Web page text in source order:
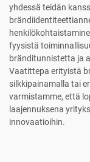
yhdessä teidän
fyysistä
bränditunnistetta ja
Vaatittepa erityistä
silkkipainamalla tai
varmistamme, että
laajennuksena
innovaatioihin.